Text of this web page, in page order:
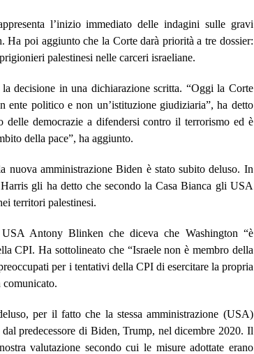
l’inizio immediato delle indagini sulle gravi
poi aggiunto che la Corte darà priorità a tre dossier:
palestinesi nelle carceri israeliane.
decisione in una dichiarazione scritta. “Oggi la Corte
ente politico e non un’istituzione giudiziaria”, ha detto
democrazie a difendersi contro il terrorismo ed è
della pace”, ha aggiunto.
nuova amministrazione Biden è stato subito deluso. In
gli ha detto che secondo la Casa Bianca gli USA
territori palestinesi.
Antony Blinken che diceva che Washington “è
CPI. Ha sottolineato che “Israele non è membro della
per i tentativi della CPI di esercitare la propria
comunicato.
per il fatto che la stessa amministrazione (USA)
predecessore di Biden, Trump, nel dicembre 2020. Il
valutazione secondo cui le misure adottate erano